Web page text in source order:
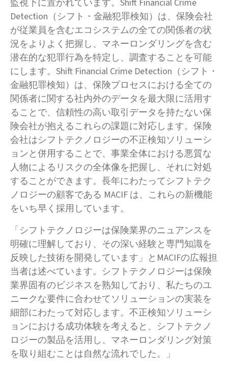
監視下に置かれています。Shift Financial Crime
Detection（シフト・金融犯罪検知）は、保険会社
が従業員を含むエコシステムの全ての関係者の状
況をよりよく把握し、マネーロンダリングを含む
潜在的な犯罪行為を特定し、調査することを可能
にします。Shift Financial Crime Detection（シフト・
金融犯罪検知）は、保険プロセスにおける全ての
関係者に関する社内外のデータを最大限に活用す
ることで、信頼性の高い取引データを持たない保
険会社が抱えるこれらの課題に対応します。保険
会社はシフトテクノロジーの不正検知ソリューシ
ョンと併用することで、事業全体における悪質な
人物によるリスクの全体像を把握し、それに対処
することができます。長年にわたってシフトテク
ノロジーの顧客である MACIF は、これらの新機能
をいち早く採用しています。
「シフトテクノロジーは保険業界のニュアンスを
明確に理解しており、その深い経験と専門知識を
反映した技術を開発しています」とMACIFの広報担
当者は述べています。シフトテクノロジーは保険
業界固有のビジネスを熟知しており、私たちのユ
ニークな要件に合わせてソリューションの実装を
細部にわたって対応します。不正検知ソリューシ
ョンにおける成功体験を考えると、シフトテクノ
ロジーの製品を活用し、マネーロンダリング対策
を取り組むことは自然な流れでした。」